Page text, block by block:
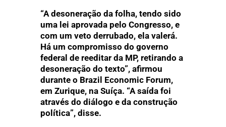
“A desoneração da folha, tendo sido
uma lei aprovada pelo Congresso, e
com um veto derrubado, ela valerá.
Há um compromisso do governo
federal de reeditar da MP, retirando a
desoneração do texto”, afirmou
durante o Brazil Economic Forum,
em Zurique, na Suíça. “A saída foi
através do diálogo e da construção
política”, disse.